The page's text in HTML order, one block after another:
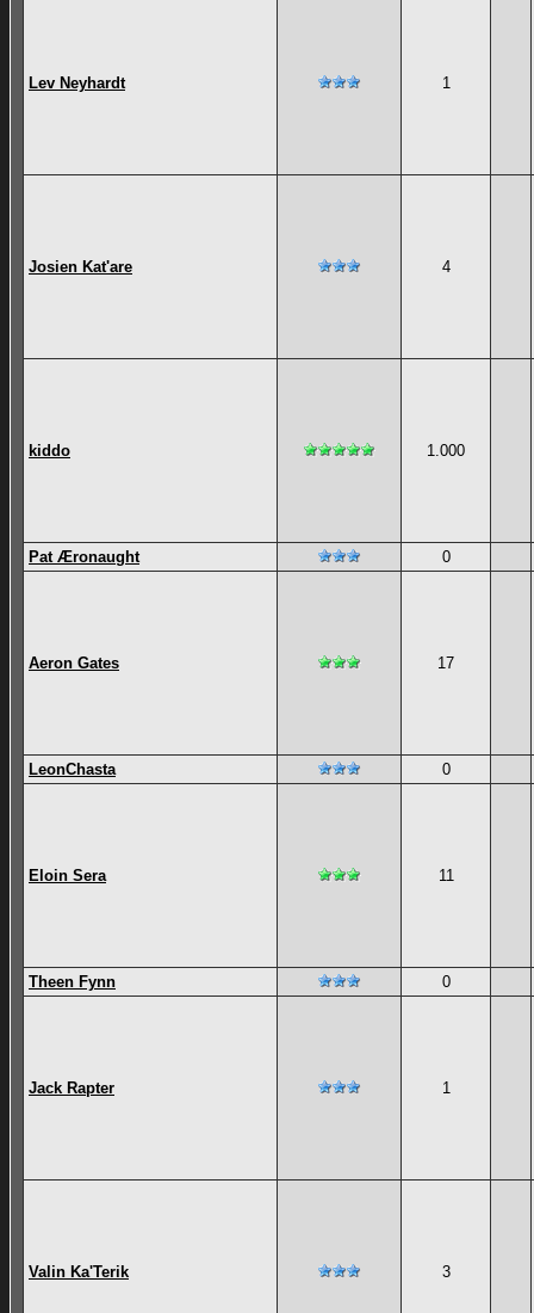
Lev Neyhardt 1
Josien Kat'are 4
kiddo 1.000
Pat Æronaught 0
Aeron Gates 17
LeonChasta 0
Eloin Sera 11
Theen Fynn 0
Jack Rapter 1
Valin Ka'Terik 3